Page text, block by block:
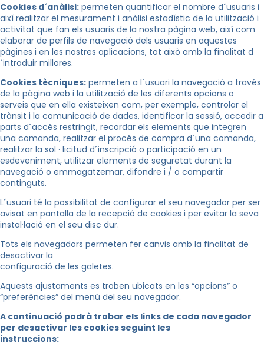
Cookies d´anàlisi: permeten quantificar el nombre d´usuaris i
així realitzar el mesurament i anàlisi estadístic de la utilització i
activitat que fan els usuaris de la nostra pàgina web, així com
elaborar de perfils de navegació dels usuaris en aquestes
pàgines i en les nostres aplicacions, tot això amb la finalitat d
´introduir millores.
Cookies tècniques: permeten a l´usuari la navegació a través
de la pàgina web i la utilització de les diferents opcions o
serveis que en ella existeixen com, per exemple, controlar el
trànsit i la comunicació de dades, identificar la sessió, accedir a
parts d´accés restringit, recordar els elements que integren
una comanda, realitzar el procés de compra d´una comanda,
realitzar la sol · licitud d´inscripció o participació en un
esdeveniment, utilitzar elements de seguretat durant la
navegació o emmagatzemar, difondre i / o compartir
continguts.
L´usuari té la possibilitat de configurar el seu navegador per ser
avisat en pantalla de la recepció de cookies i per evitar la seva
instal·lació en el seu disc dur.
Tots els navegadors permeten fer canvis amb la finalitat de
desactivar la
configuració de les galetes.
Aquests ajustaments es troben ubicats en les “opcions” o
“preferències” del menú del seu navegador.
A continuació podrà trobar els links de cada navegador
per desactivar les cookies seguint les
instruccions: